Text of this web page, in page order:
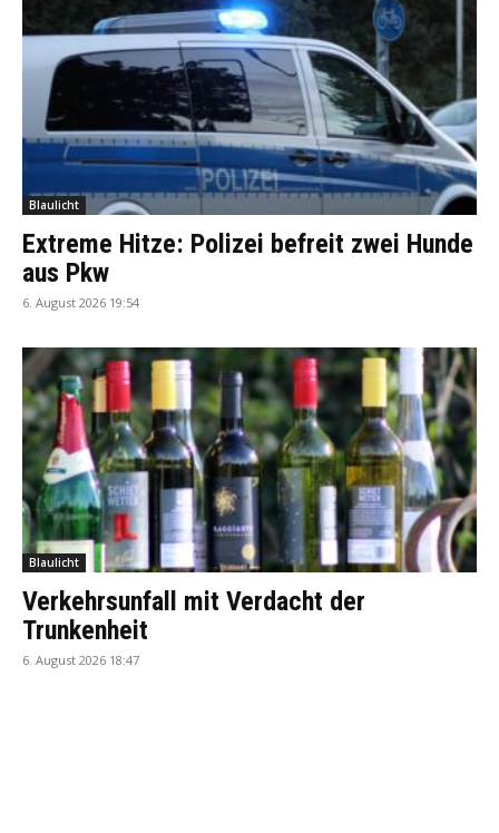
Blaulicht
Extreme Hitze: Polizei befreit zwei Hunde
aus Pkw
6. August 2026 19:54
Blaulicht
Verkehrsunfall mit Verdacht der
Trunkenheit
6. August 2026 18:47